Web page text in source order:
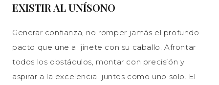
EXISTIR AL UNÍSONO
Generar confianza, no romper jamás el profundo
pacto que une al jinete con su caballo. Afrontar
todos los obstáculos, montar con precisión y
aspirar a la excelencia, juntos como uno solo. El